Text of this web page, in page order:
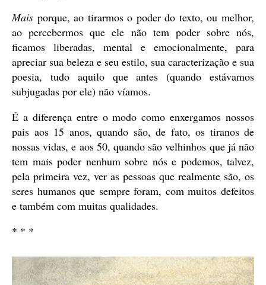
Mais porque, ao tirarmos o poder do texto, ou melhor,
ao percebermos que ele não tem poder sobre nós,
ficamos liberadas, mental e emocionalmente, para
apreciar sua beleza e seu estilo, sua caracterização e sua
poesia, tudo aquilo que antes (quando estávamos
subjugadas por ele) não víamos.
É a diferença entre o modo como enxergamos nossos
pais aos 15 anos, quando são, de fato, os tiranos de
nossas vidas, e aos 50, quando são velhinhos que já não
tem mais poder nenhum sobre nós e podemos, talvez,
pela primeira vez, ver as pessoas que realmente são, os
seres humanos que sempre foram, com muitos defeitos
e também com muitas qualidades.
* * *